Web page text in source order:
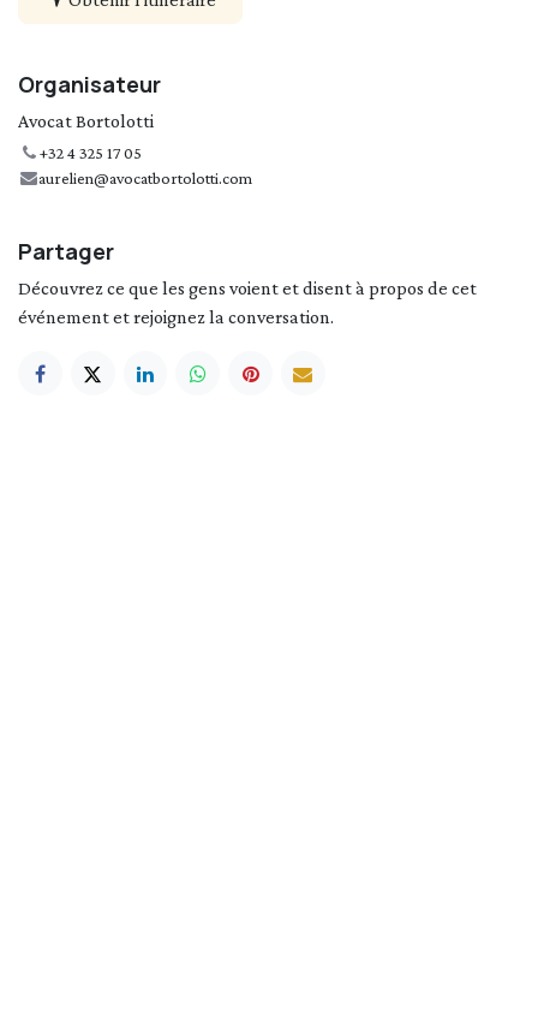
Organisateur
Avocat Bortolotti
+32 4 325 17 05
aurelien@avocatbortolotti.com
Partager
Découvrez ce que les gens voient et disent à propos de cet
événement et rejoignez la conversation.